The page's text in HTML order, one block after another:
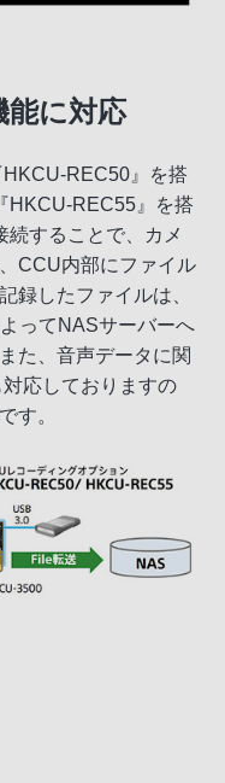
能に対応
REC50』を搭
HKCU-REC55』を搭
することで、カメ
CCU内部にファイル
録したファイルは、
ってNASサーバーへ
た、音声データに関
応しておりますの
す。